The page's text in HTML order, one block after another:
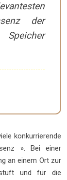
der
konkurrierende
». Bei einer
an einem Ort zur
und für die